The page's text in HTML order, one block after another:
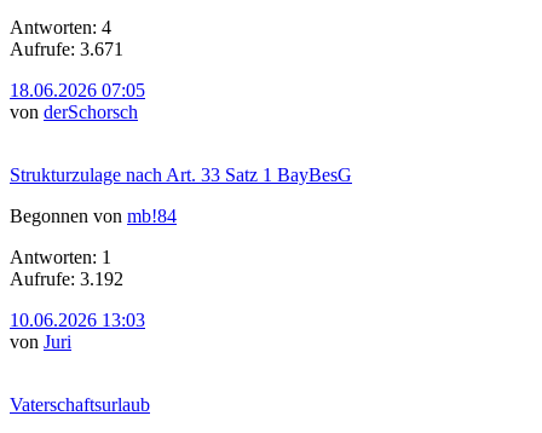
Antworten: 4
Aufrufe: 3.671
18.06.2026 07:05
von derSchorsch
Strukturzulage nach Art. 33 Satz 1 BayBesG
Begonnen von mb!84
Antworten: 1
Aufrufe: 3.192
10.06.2026 13:03
von Juri
Vaterschaftsurlaub